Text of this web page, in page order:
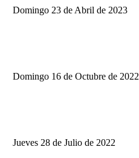
Domingo 23 de Abril de 2023
Domingo 16 de Octubre de 2022
Jueves 28 de Julio de 2022